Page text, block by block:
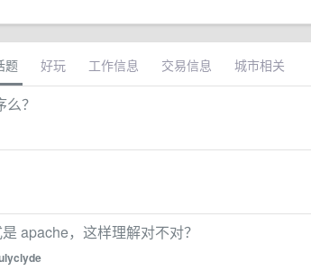
题 好玩 工作信息 交易信息 城市相关
？
apache，这样理解对不对？